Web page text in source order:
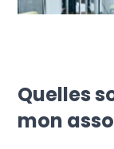
Quelles
mon